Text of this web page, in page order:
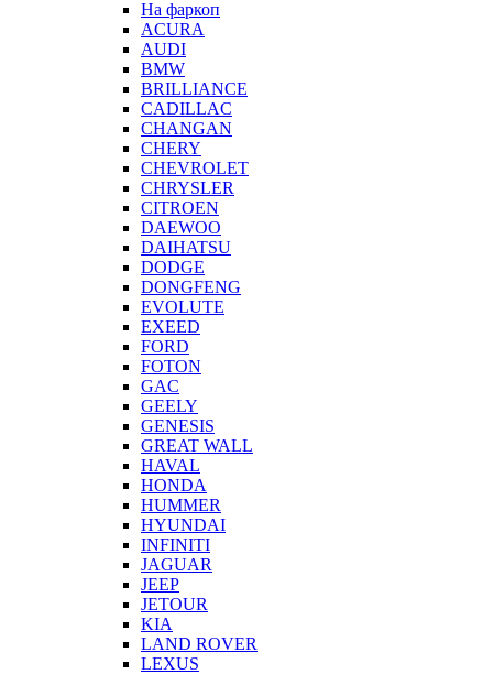
На фаркоп
ACURA
AUDI
BMW
BRILLIANCE
CADILLAC
CHANGAN
CHERY
CHEVROLET
CHRYSLER
CITROEN
DAEWOO
DAIHATSU
DODGE
DONGFENG
EVOLUTE
EXEED
FORD
FOTON
GAC
GEELY
GENESIS
GREAT WALL
HAVAL
HONDA
HUMMER
HYUNDAI
INFINITI
JAGUAR
JEEP
JETOUR
KIA
LAND ROVER
LEXUS